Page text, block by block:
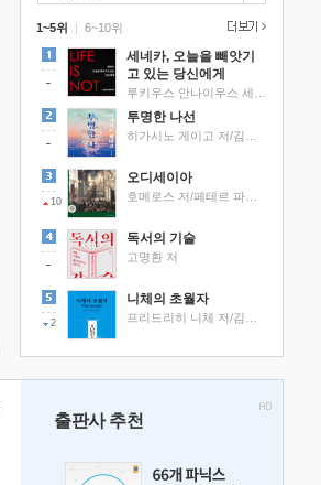
1~5위 |
세네카, 오늘을 빼앗기
고 있는 당신에게
투명한 나선
10
오디세이아
독서의 기술
고명환 저
2
니체의 초월자
6~10위
출판사 추천